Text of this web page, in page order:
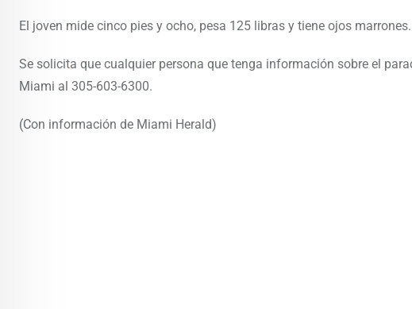
El joven mide cinco pies y ocho, pesa 125 libras y tiene ojos
Se solicita que cualquier persona que tenga información sobre el
Miami al 305-603-6300.
(Con información de Miami Herald)